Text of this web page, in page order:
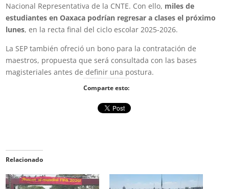
Nacional Representativa de la CNTE. Con ello, miles de
estudiantes en Oaxaca podrían regresar a clases el próximo
lunes, en la recta final del ciclo escolar 2025-2026.
La SEP también ofreció un bono para la contratación de
maestros, propuesta que será consultada con las bases
magisteriales antes de definir una postura.
Comparte esto:
Relacionado